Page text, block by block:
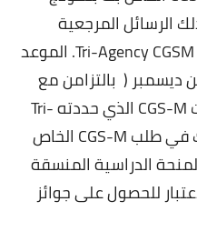
الرسائل المرجعية
والنصوص المقدمة لمسابقة Tri-Agency CGSM. الموعد
ديسمبر ( بالتزامن مع
الموعد النهائي لتقديم طلبات CGS-M الذي حددته Tri-
Agency). إذا لم تقم بالاشتراك في طلب CGS-M الخاص
الدراسية المنسقة
للحصول على جوائز